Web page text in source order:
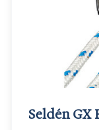
Seldén GX